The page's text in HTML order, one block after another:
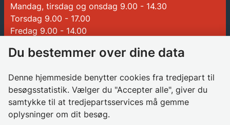
Mandag, tirsdag og onsdag 9.00 - 14.30
Torsdag 9.00 - 17.00
Fredag 9.00 - 14.00
Betalinger til Glostrup Kommune
Borgerrådgiver
Søg job i kommunen
Du bestemmer over dine data
Denne hjemmeside benytter cookies fra tredjepart til
besøgsstatistik. Vælger du "Accepter alle", giver du
samtykke til at tredjepartsservices må gemme
oplysninger om dit besøg.